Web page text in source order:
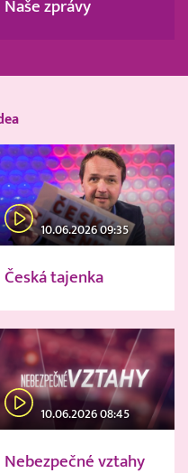
Naše zprávy
10.06.2026 09:35
Česká tajenka
10.06.2026 08:45
Nebezpečné vztahy